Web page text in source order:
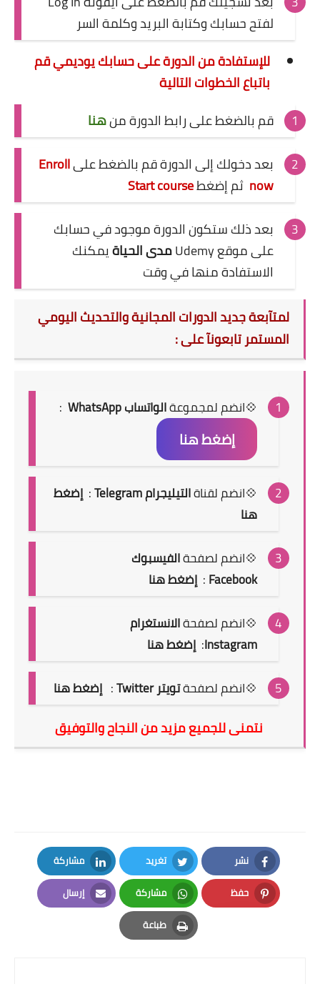
لفتح حسابك وكتابة البريد وكلمة السر
للإستفادة من الدورة على حسابك يوديمي قم
باتباع الخطوات التالية
قم بالضغط على رابط الدورة منهنا
بعد دخولك إلى الدورةقم بالضغط علىEnroll
now ثم إضغطStart course
بعد ذلك ستكون الدورة موجود في حسابك
على موقع Udemy
مدى الحياةيمكنك
الاستفادة منها في وقت
لمتآبعة جديد الدورات المجانية والتحديث اليومي
المستمر تابعونآ على :
💠انضملمجموعةالواتساب WhatsApp :
إضغط هنا
💠انضم لقناةالتيليجرام Telegram : إضغط
هنا
💠انضم لصفحةالفيسبوك
Facebook
: إضغط هنا
💠انضم لصفحةالانستغرام
Instagram
: إضغط هنا
💠انضم لصفحةتويتر Twitter : إضغط هنا
نتمنى للجميع مزيد من النجاح والتوفيق
نشر
Facebook
تغريد
Twitter
مشاركة
LinkedIn
حفظ
Pinterest
مشاركة
Whatsapp
إرسال
Email
طباعة
Print